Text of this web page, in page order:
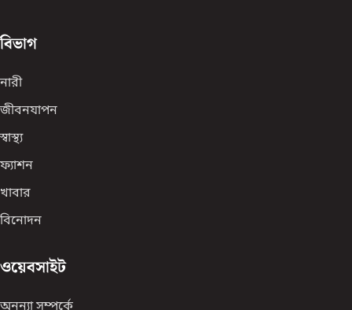
বিভাগ
নারী
জীবনযাপন
স্বাস্থ্য
ফ্যাশন
খাবার
বিনোদন
ওয়েবসাইট